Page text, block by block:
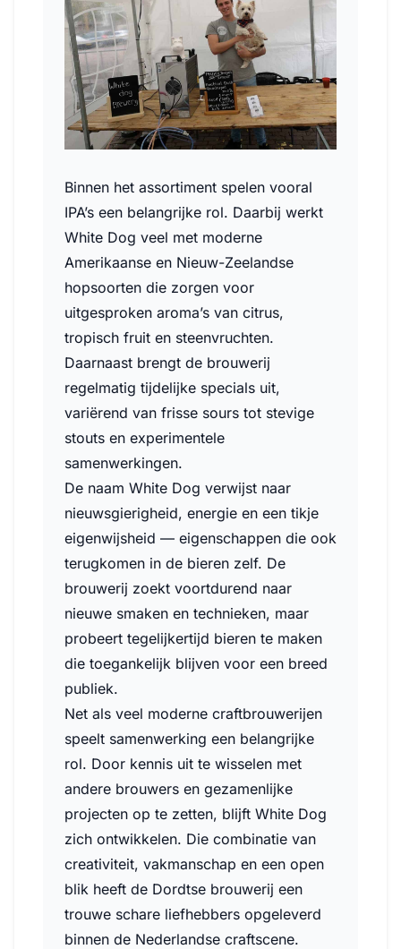
Binnen het assortiment spelen vooral
IPA’s een belangrijke rol. Daarbij werkt
White Dog veel met moderne
Amerikaanse en Nieuw-Zeelandse
hopsoorten die zorgen voor
uitgesproken aroma’s van citrus,
tropisch fruit en steenvruchten.
Daarnaast brengt de brouwerij
regelmatig tijdelijke specials uit,
variërend van frisse sours tot stevige
stouts en experimentele
samenwerkingen.
De naam White Dog verwijst naar
nieuwsgierigheid, energie en een tikje
eigenwijsheid — eigenschappen die ook
terugkomen in de bieren zelf. De
brouwerij zoekt voortdurend naar
nieuwe smaken en technieken, maar
probeert tegelijkertijd bieren te maken
die toegankelijk blijven voor een breed
publiek.
Net als veel moderne craftbrouwerijen
speelt samenwerking een belangrijke
rol. Door kennis uit te wisselen met
andere brouwers en gezamenlijke
projecten op te zetten, blijft White Dog
zich ontwikkelen. Die combinatie van
creativiteit, vakmanschap en een open
blik heeft de Dordtse brouwerij een
trouwe schare liefhebbers opgeleverd
binnen de Nederlandse craftscene.